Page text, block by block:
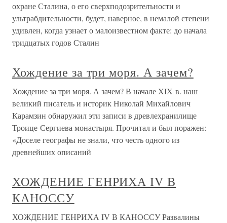
охране Сталина, о его сверхподозрителъности и
ультрабдительности, будет, наверное, в немалой степени
удивлен, когда узнает о малоизвестном факте: до начала
тридцатых годов Сталин
Хождение за три моря. А зачем?
Хождение за три моря. А зачем? В начале XIX в. наш
великий писатель и историк Николай Михайлович
Карамзин обнаружил эти записи в древлехранилище
Троице-Сергиева монастыря. Прочитал и был поражен:
«Доселе географы не знали, что честь одного из
древнейших описаний
ХОЖДЕНИЕ ГЕНРИХА IV В
КАНОССУ
ХОЖДЕНИЕ ГЕНРИХА IV В КАНОССУ Развалины